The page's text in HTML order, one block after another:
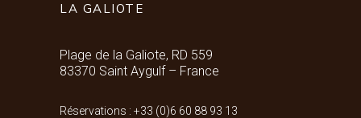
LA GALIOTE
Plage de la Galiote, RD 559
83370 Saint Aygulf – France
Réservations : +33 (0)6 60 88 93 13